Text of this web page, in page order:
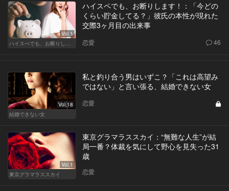
Vol.1
ハイスぺでも、お断りします！
ハイスペでも、お断りします！：「今どの
くらい貯金してる？」彼氏の本性が現れた
交際3ヶ月目の出来事
恋愛 46
Vol.18
結婚できない女
私と釣り合う男はいずこ？「これは高望み
ではない」と言い張る、結婚できない女
恋愛
Vol.1
東京グラマラススカイ
東京グラマラススカイ：“無難な人生”が結
局一番？体裁を気にして野心を見失った31
歳
恋愛